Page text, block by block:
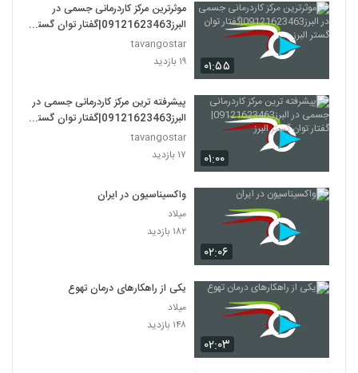
۰۱:۵۵
موثرترین مرکز کاردرمانی جسمی در
البرز09121623463|گفتار توان گستر
البرز
tavangostar
۱۹ بازدید
۰۱:۰۰
پیشرفته ترین مرکز کاردرمانی جسمی در
البرز09121623463|گفتار توان گستر
البرز
tavangostar
۱۷ بازدید
۰۲:۰۶
واکسیناسیون در ایران
میلاد
۱۸۲ بازدید
۰۲:۰۳
یکی از راهکارهای درمان تهوع
میلاد
۱۴۸ بازدید